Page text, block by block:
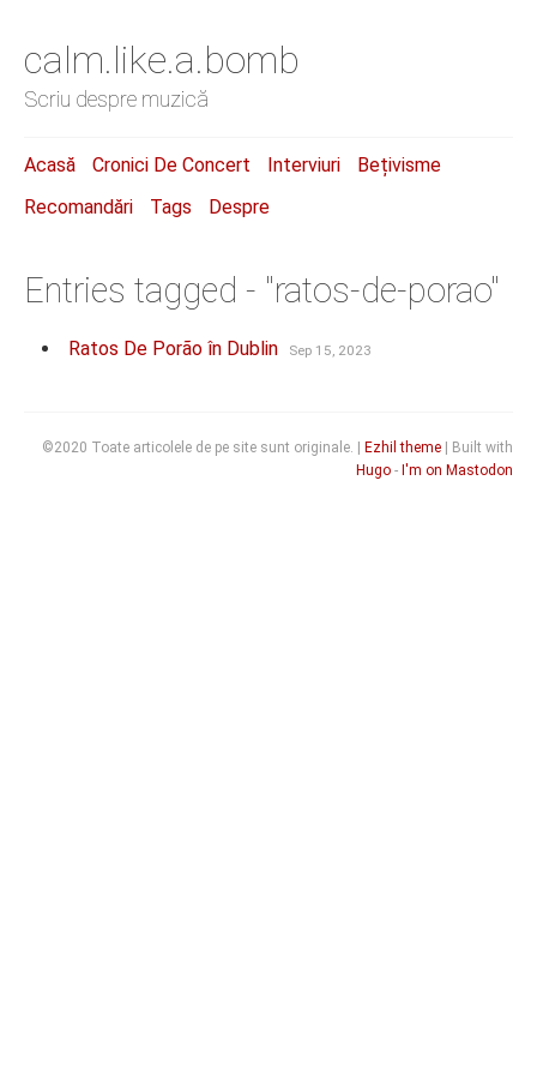
calm.like.a.bomb
Scriu despre muzică
Acasă Cronici De Concert Interviuri
Bețivisme
Recomandări
Tags Despre
Entries tagged - "ratos-de-porao"
Ratos De Porão în Dublin Sep 15, 2023
©2020 Toate articolele de pe site sunt originale. | Ezhil theme | Built with
Hugo - I'm on Mastodon